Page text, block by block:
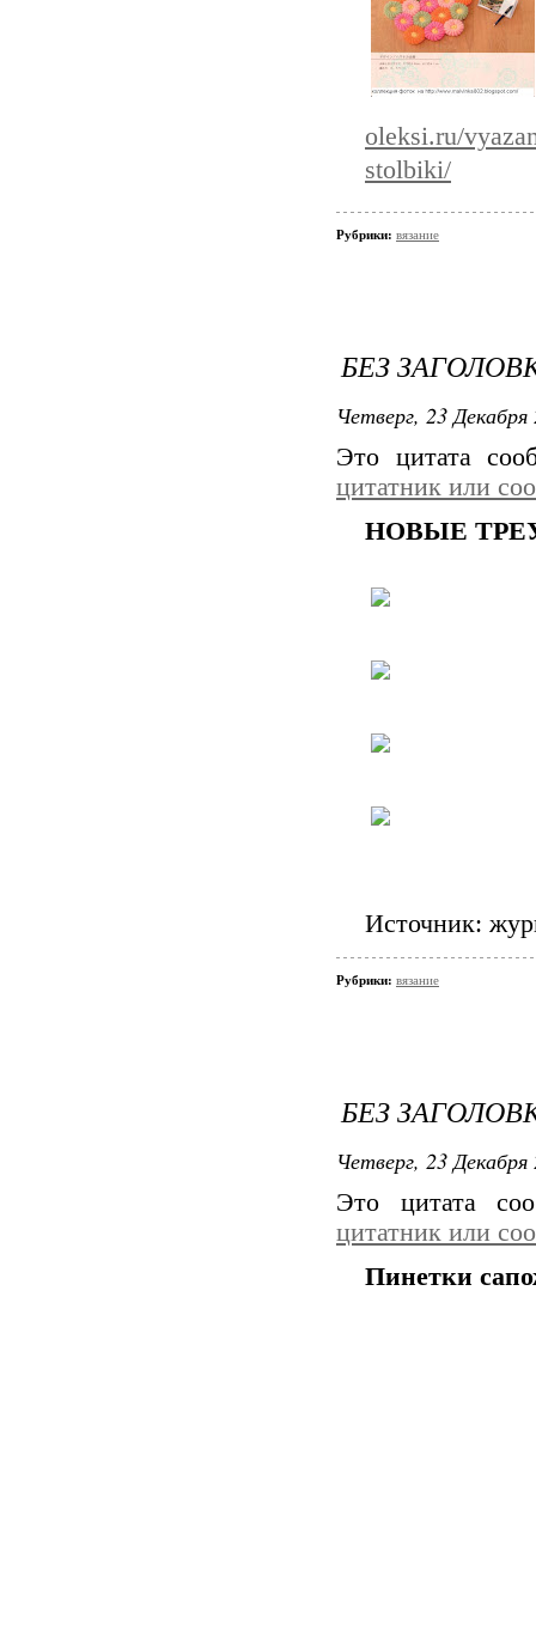
oleksi.ru/
stolbiki/
Рубрики: вязание
БЕЗ
Четверг, 23
Это цитата
цитатник или
НОВЫЕ
Источник:
Рубрики: вязание
БЕЗ
Четверг, 23
Это цитата
цитатник или
Пинетки